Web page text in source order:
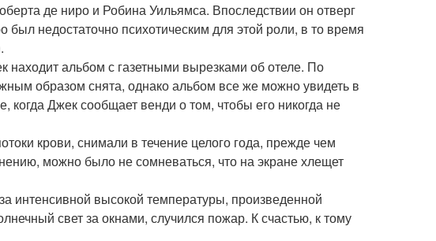
де ниро и Робина Уильямса. Впоследствии он отверг
недостаточно психотическим для этой роли, в то время
находит альбом с газетными вырезками об отеле. По
образом снята, однако альбом все же можно увидеть в
Джек сообщает венди о том, чтобы его никогда не
крови, снимали в течение целого года, прежде чем
можно было не сомневаться, что на экране хлещет
интенсивной высокой температуры, произведенной
свет за окнами, случился пожар. К счастью, к тому